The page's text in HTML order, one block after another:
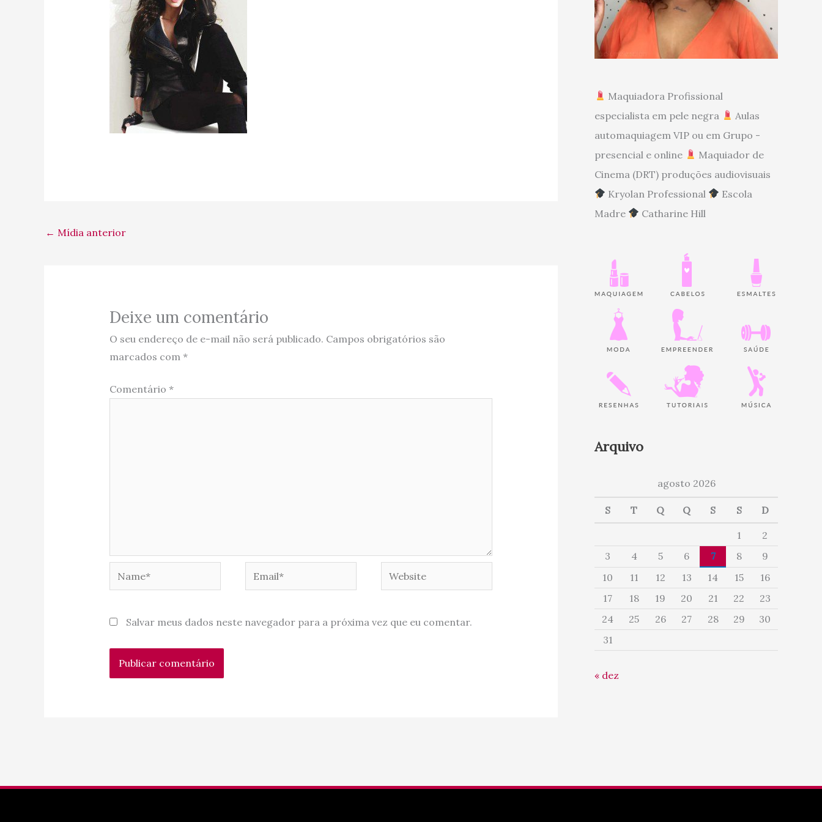
← Mídia anterior
Deixe um comentário
O seu endereço de e-mail não será publicado. Campos obrigatórios são
marcados com *
Comentário *
Website
Salvar meus dados neste navegador para a próxima vez que eu comentar.
Maquiadora Profissional
especialista em pele negra
Aulas
automaquiagem VIP ou em Grupo -
presencial e online
Maquiador de
Cinema (DRT) produções audiovisuais
Kryolan Professional
Escola
Madre
Catharine Hill
Arquivo
agosto 2026
S T Q Q S S D
1
2
3
4 5 6 7 8
9
10
11 12 13 14 15
16
17
18 19 20 21 22
23
24
25 26 27 28 29
30
31
« dez